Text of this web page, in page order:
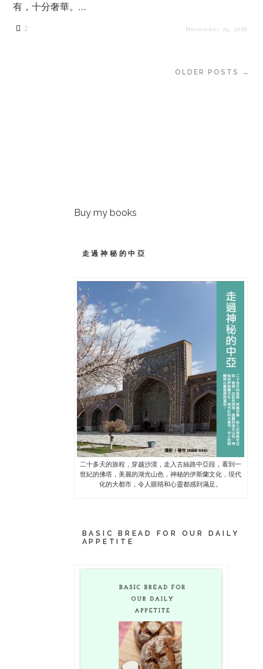
有，十分奢華。…
2 November 29, 2016
OLDER POSTS →
Buy my books
走過神秘的中亞
二十多天的旅程，穿越沙漠，走入古絲路中亞段，看到一
世紀的佛塔，美麗的湖光山色，神秘的伊斯蘭文化，現代
化的大都市，令人眼睛和心靈都感到滿足。
BASIC BREAD FOR OUR DAILY
APPETITE